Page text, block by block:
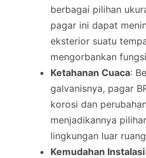
berbagai pilihan
pagar ini dapat
eksterior suatu
mengorbankan
Ketahanan Cuaca:
galvanisnya, pagar
korosi dan
menjadikannya
lingkungan luar
Kemudahan Instalasi